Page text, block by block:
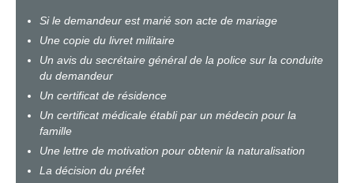
Si le demandeur est marié son acte de mariage
Une copie du livret militaire
Un avis du secrétaire général de la police sur la conduite
du demandeur
Un certificat de résidence
Un certificat médicale établi par un médecin pour la
famille
Une lettre de motivation pour obtenir la naturalisation
La décision du préfet